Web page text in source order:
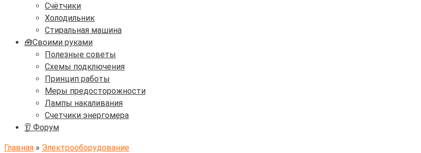
Счётчики
Холодильник
Стиральная машина
🧰Своими руками
Полезные советы
Схемы подключения
Принцип работы
Меры предосторожности
Лампы накаливания
Счетчики энергомера
👂 Форум
Главная » Электрооборудование